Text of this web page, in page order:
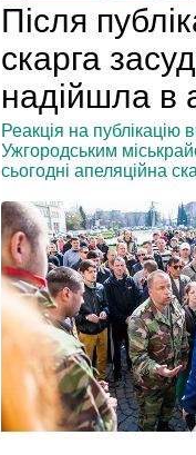
Після
скарга
надійшла в
Реакція на
Ужгородським
сьогодні апеляційна